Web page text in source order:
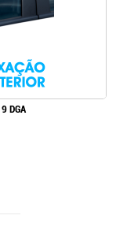
DGA